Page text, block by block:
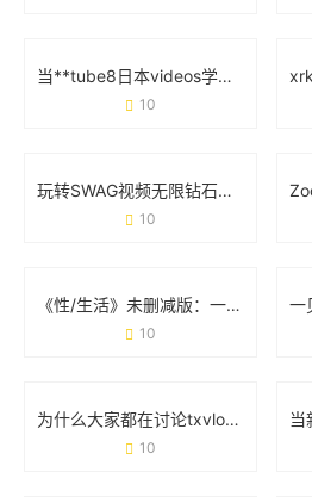
当**tube8日本videos学生直播**遇上网络生态：一场流量狂欢下的冷思考
10
玩转SWAG视频无限钻石破解版：你需要知道的那些事儿
10
《性/生活》未删减版：一场被“打码”的社会实验
10
为什么大家都在讨论txvlogcom糖心官网网站？这几点体验太真实了
10